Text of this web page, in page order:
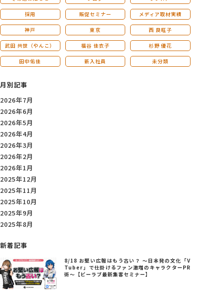
採用 販促セミナー メディア取材実績
神戸 東京 西 良旺子
武田 共世（やんこ） 福谷 佳衣子 杉野 優花
田中佑佳 新入社員 未分類
月別記事
2026年7月
2026年6月
2026年5月
2026年4月
2026年3月
2026年2月
2026年1月
2025年12月
2025年11月
2025年10月
2025年9月
2025年8月
新着記事
8/18 お堅い広報はもう古い？ ～日本発の文化「V
Tuber」で仕掛けるファン激増のキャラクターPR
術～【ビーラブ最新集客セミナー】